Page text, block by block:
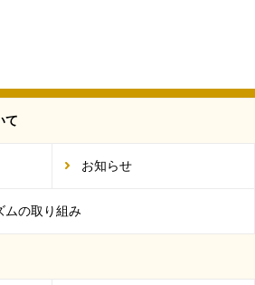
て
お知らせ
ムの取り組み